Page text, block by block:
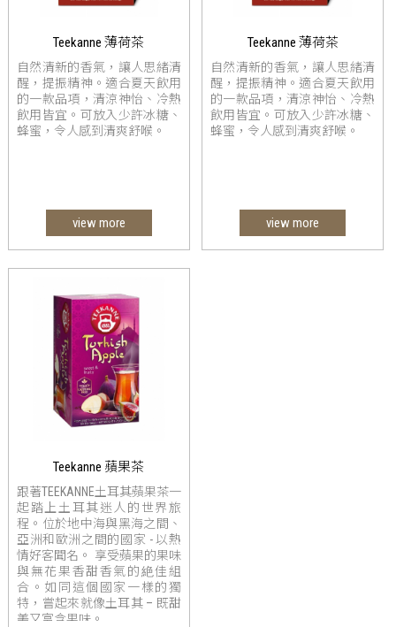
Teekanne 薄荷茶
自然清新的香氣，讓人思緒清
醒，提振精神。適合夏天飲用
的一款品項，清涼神怡、冷熱
飲用皆宜。可放入少許冰糖、
蜂蜜，令人感到清爽舒喉。
view more
Teekanne 薄荷茶
自然清新的香氣，讓人思緒清
醒，提振精神。適合夏天飲用
的一款品項，清涼神怡、冷熱
飲用皆宜。可放入少許冰糖、
蜂蜜，令人感到清爽舒喉。
view more
Teekanne 蘋果茶
跟著TEEKANNE土耳其蘋果茶一
起踏上土耳其迷人的世界旅
程。位於地中海與黑海之間、
亞洲和歐洲之間的國家 - 以熱
情好客聞名。 享受蘋果的果味
與無花果香甜香氣的絶佳組
合。如同這個國家一樣的獨
特，嘗起來就像土耳其 – 既甜
美又富含果味。